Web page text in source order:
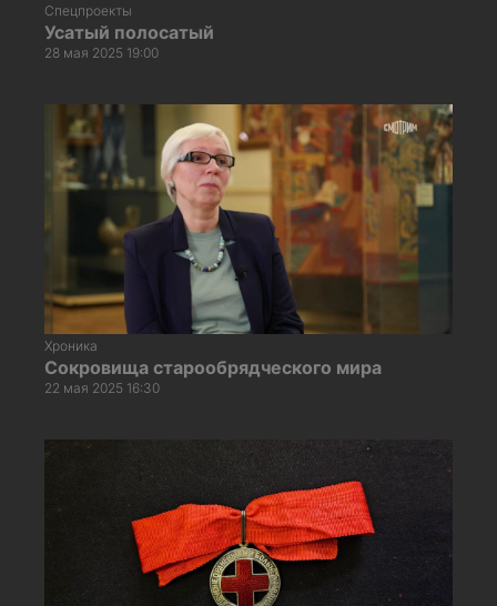
Спецпроекты
Усатый полосатый
28 мая 2025 19:00
Хроника
Сокровища старообрядческого мира
22 мая 2025 16:30